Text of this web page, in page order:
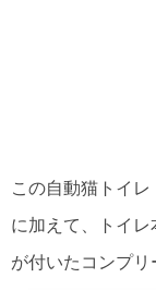
この自動猫トイ
に加えて、トイレ
が付いたコンプリ